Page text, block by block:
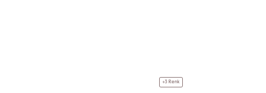
+3 Renk